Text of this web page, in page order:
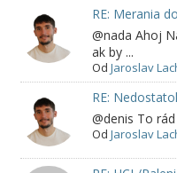
RE: Merania
@nada Ahoj
ak by ...
Od Jaroslav
RE:
@denis To
Od Jaroslav